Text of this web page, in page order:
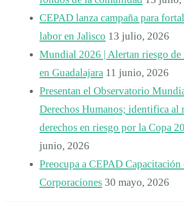
CEPAD lanza campaña para
labor en Jalisco 13 julio, 2026
Mundial 2026 | Alertan riesgo de
en Guadalajara 11 junio, 2026
Presentan el Observatorio
Derechos Humanos; identifica al
derechos en riesgo por la Copa
junio, 2026
Preocupa a CEPAD Capacitación
Corporaciones 30 mayo, 2026